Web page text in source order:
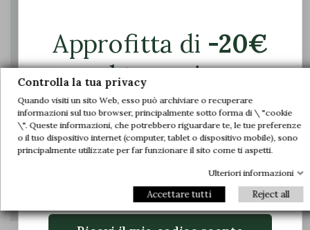
Controlla la tua privacy
Quando visiti un sito Web, esso può archiviare o recuperare
informazioni sul tuo browser, principalmente sotto forma di \ "cookie
\". Queste informazioni, che potrebbero riguardare te, le tue preferenze
o il tuo dispositivo internet (computer, tablet o dispositivo mobile), sono
principalmente utilizzate per far funzionare il sito come ti aspetti.
Ulteriori informazioni
Accettare tutti Reject all
Approfitta di -20€
sul tuo primo
ordine.
Unisciti a noi e accedi in anteprima alle
nostre offerte esclusive e alle ultime novità.